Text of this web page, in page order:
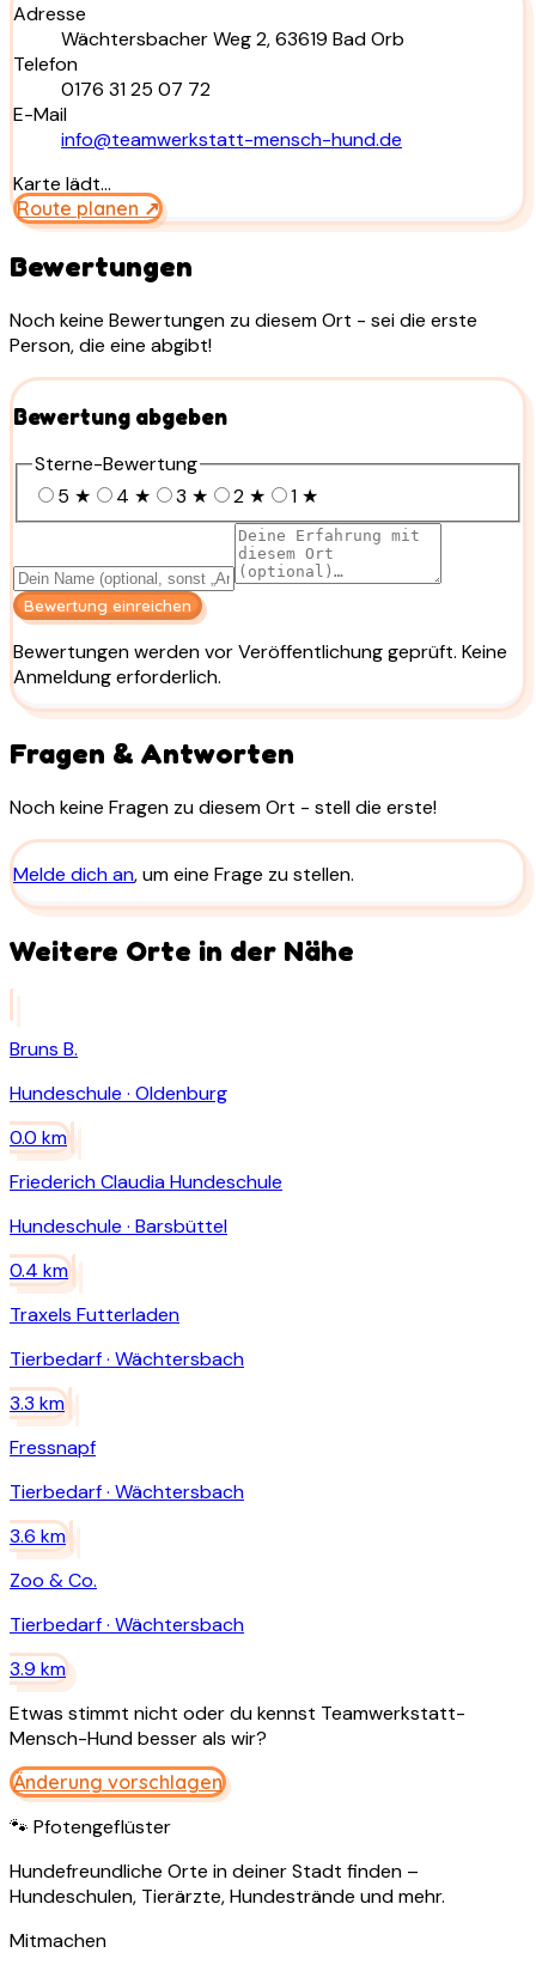
Adresse
Wächtersbacher Weg 2, 63619 Bad Orb
Telefon
0176 31 25 07 72
E-Mail
info@teamwerkstatt-mensch-hund.de
Karte lädt…
Route planen ↗
Bewertungen
Noch keine Bewertungen zu diesem Ort - sei die erste
Person, die eine abgibt!
Bewertung abgeben
Sterne-Bewertung
5 ★ 4 ★ 3 ★ 2 ★ 1 ★
Bewertung einreichen
Bewertungen werden vor Veröffentlichung geprüft. Keine
Anmeldung erforderlich.
Fragen & Antworten
Noch keine Fragen zu diesem Ort - stell die erste!
Melde dich an, um eine Frage zu stellen.
Weitere Orte in der Nähe
Bruns B.
Hundeschule · Oldenburg
0.0 km
Friederich Claudia Hundeschule
Hundeschule · Barsbüttel
0.4 km
Traxels Futterladen
Tierbedarf· Wächtersbach
3.3 km
Fressnapf
Tierbedarf· Wächtersbach
3.6 km
Zoo & Co.
Tierbedarf· Wächtersbach
3.9 km
Etwas stimmt nicht oder du kennst Teamwerkstatt-
Mensch-Hundbesser als wir?
Änderung vorschlagen
🐾 Pfotengeflüster
Hundefreundliche Orte in deiner Stadt finden –
Hundeschulen, Tierärzte, Hundestrände und mehr.
Mitmachen